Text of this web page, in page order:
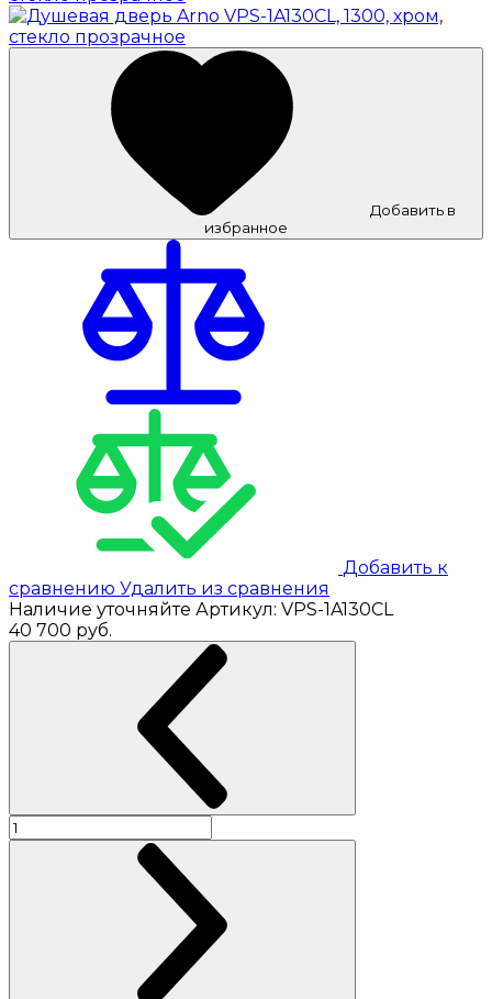
Добавить в
избранное
Добавить к
сравнению Удалить из сравнения
Наличие уточняйте Артикул: VPS-1A130CL
40 700 руб.